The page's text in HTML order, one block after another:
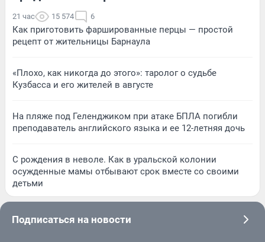
21 час 15 574 6
Как приготовить фаршированные перцы — простой
рецепт от жительницы Барнаула
«Плохо, как никогда до этого»: таролог о судьбе
Кузбасса и его жителей в августе
На пляже под Геленджиком при атаке БПЛА погибли
преподаватель английского языка и ее 12-летняя дочь
С рождения в неволе. Как в уральской колонии
осужденные мамы отбывают срок вместе со своими
детьми
Подписаться на новости